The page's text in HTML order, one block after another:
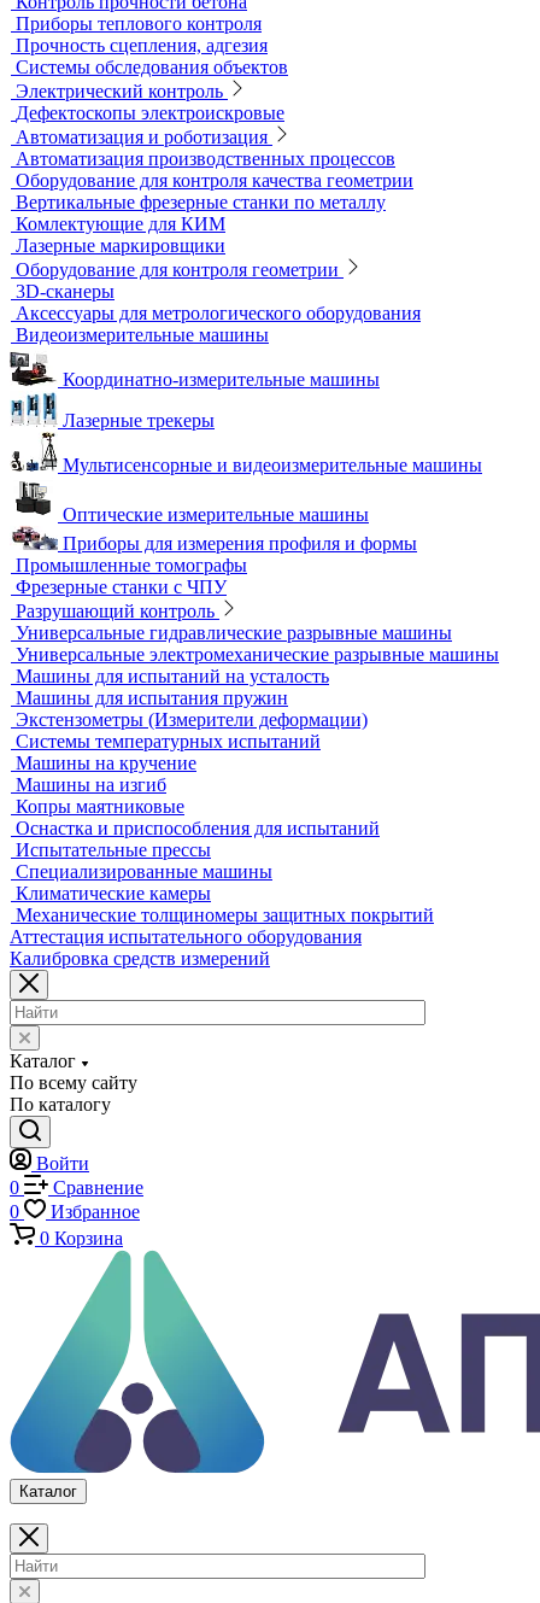
Контроль в строительстве
Виброизмерительные приборы
Диагностика свай
Измерители теплопроводности
Контроль арматуры
Контроль дорог и грунтов
Контроль прочности бетона
Приборы теплового контроля
Прочность сцепления, адгезия
Системы обследования объектов
Электрический контроль
Дефектоскопы электроискровые
Автоматизация и роботизация
Автоматизация производственных процессов
Оборудование для контроля качества геометрии
Вертикальные фрезерные станки по металлу
Комлектующие для КИМ
Лазерные маркировщики
Оборудование для контроля геометрии
3D-сканеры
Аксессуары для метрологического оборудования
Видеоизмерительные машины
Координатно-измерительные машины
Лазерные трекеры
Мультисенсорные и видеоизмерительные машины
Оптические измерительные машины
Приборы для измерения профиля и формы
Промышленные томографы
Фрезерные станки с ЧПУ
Разрушающий контроль
Универсальные гидравлические разрывные машины
Универсальные электромеханические разрывные машины
Машины для испытаний на усталость
Машины для испытания пружин
Экстензометры (Измерители деформации)
Системы температурных испытаний
Машины на кручение
Машины на изгиб
Копры маятниковые
Оснастка и приспособления для испытаний
Испытательные прессы
Специализированные машины
Климатические камеры
Механические толщиномеры защитных покрытий
Аттестация испытательного оборудования
Калибровка средств измерений
Каталог
По всему сайту
По каталогу
Войти
Сравнение
Избранное
0
Корзина